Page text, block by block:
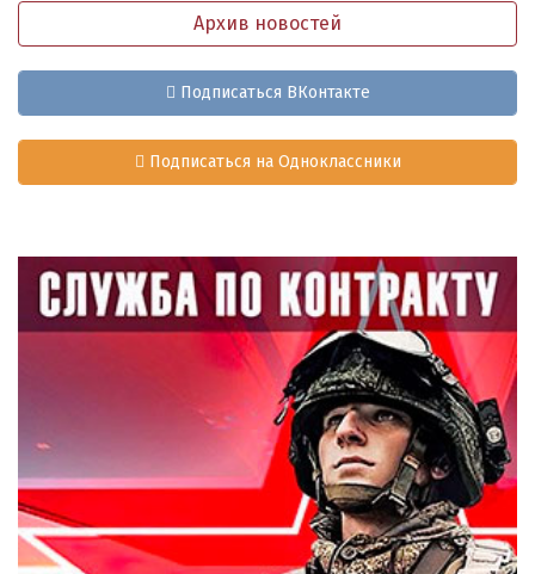
Архив новостей
Подписаться ВКонтакте
Подписаться на Одноклассники